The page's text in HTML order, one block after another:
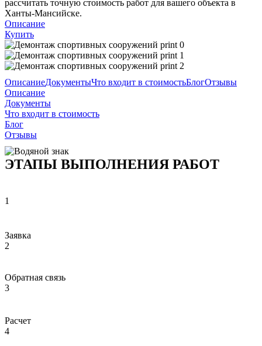
рассчитать точную стоимость работ для вашего объекта в
Ханты-Мансийске.
Описание
Купить
ОписаниеДокументыЧто входит в стоимостьБлогОтзывы
Описание
Документы
Что входит в стоимость
Блог
Отзывы
ЭТАПЫ ВЫПОЛНЕНИЯ РАБОТ
1
Заявка
2
Обратная связь
3
Расчет
4